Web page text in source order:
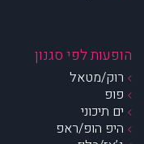
הופעות לפי סגנון
רוק/מטאל
פופ
ים תיכוני
היפ הופ/ראפ